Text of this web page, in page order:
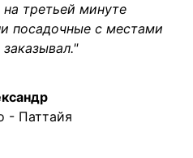
на третьей минуте
посадочные с местами
- Паттайя